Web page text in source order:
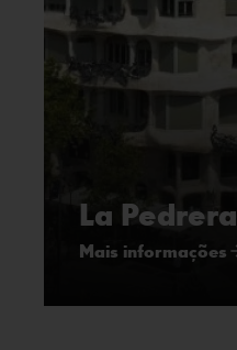
La Pedrera
Mais informações